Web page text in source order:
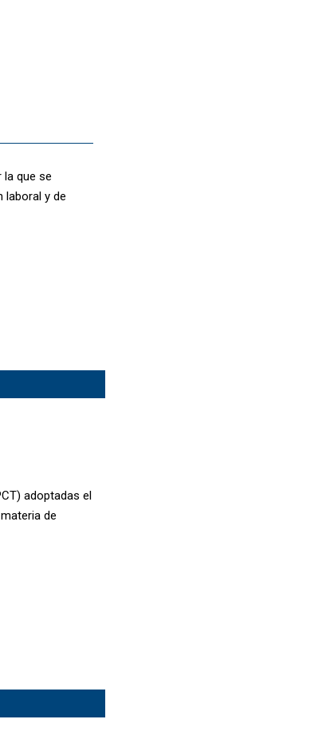
la que se
laboral y de
adoptadas el
de